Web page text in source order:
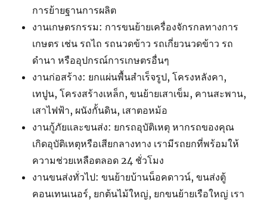
การย้ายฐานการผลิต
งานเกษตรกรรม: การขนย้ายเครื่องจักรกลทางการ
เกษตร เช่น รถไถ รถนวดข้าว รถเกี่ยวนวดข้าว รถ
ดำนา หรืออุปกรณ์การเกษตรอื่นๆ
งานก่อสร้าง: ยกแผ่นพื้นสำเร็จรูป, โครงหลังคา,
เทปูน, โครงสร้างเหล็ก, ขนย้ายเสาเข็ม, คานสะพาน,
เสาไฟฟ้า, ผนังกั้นดิน, เสาตอหม้อ
งานกู้ภัยและขนส่ง: ยกรถอุบัติเหตุ หากรถของคุณ
เกิดอุบัติเหตุหรือเสียกลางทาง เรามีรถยกที่พร้อมให้
ความช่วยเหลือตลอด 24 ชั่วโมง
งานขนส่งทั่วไป: ขนย้ายบ้านน็อคดาวน์, ขนส่งตู้
คอนเทนเนอร์, ยกต้นไม้ใหญ่, ยกขนย้ายเรือใหญ่ เรา